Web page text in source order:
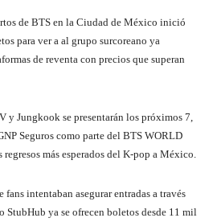
de BTS en la Ciudad de México inició
para ver a al grupo surcoreano ya
de reventa con precios que superan
y Jungkook se presentarán los próximos 7,
Seguros como parte del BTS WORLD
más esperados del K-pop a México.
intentaban asegurar entradas a través
StubHub ya se ofrecen boletos desde 11 mil